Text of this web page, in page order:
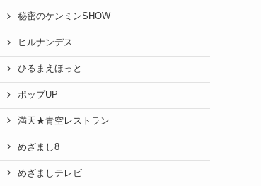
秘密のケンミンSHOW
ヒルナンデス
ひるまえほっと
ポップUP
満天★青空レストラン
めざまし8
めざましテレビ